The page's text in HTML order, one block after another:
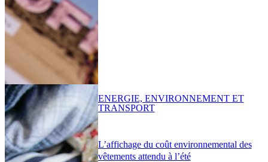
L’affichage du coût environnemental des
vêtements attendu à l’été
ENERGIE, ENVIRONNEMENT ET
TRANSPORT